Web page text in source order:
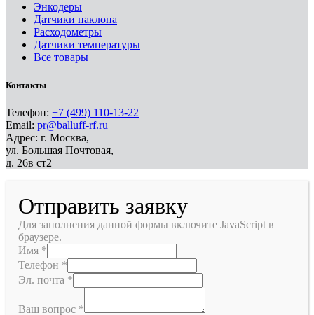
Энкодеры
Датчики наклона
Расходометры
Датчики температуры
Все товары
Контакты
Телефон: +7 (499) 110-13-22
Email: pr@balluff-rf.ru
Адрес: г. Москва,
ул. Большая Почтовая,
д. 26в ст2
Отправить заявку
Для заполнения данной формы включите JavaScript в
браузере.
Имя *
Телефон *
Эл. почта *
Ваш вопрос *